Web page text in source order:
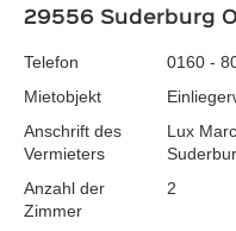
29556 Suderburg
Telefon
0160 -
Mietobjekt
Anschrift des
Vermieters
Lux
Anzahl der
Zimmer
2